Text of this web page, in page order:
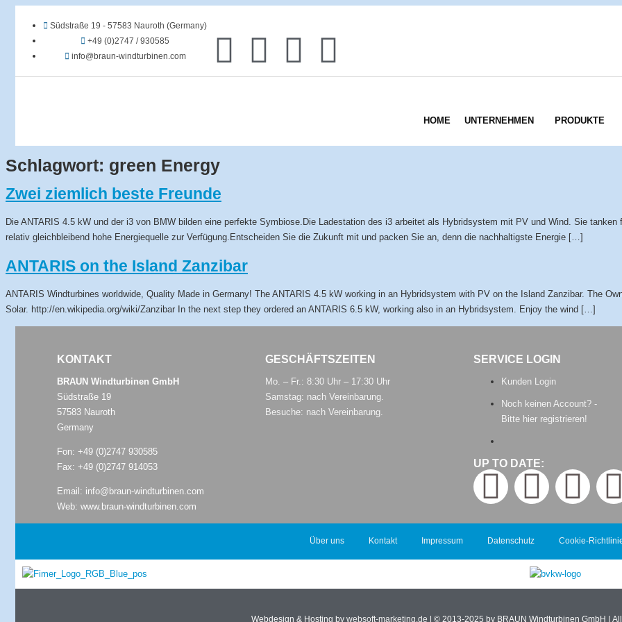
Südstraße 19 - 57583 Nauroth (Germany)
+49 (0)2747 / 930585
info@braun-windturbinen.com
HOME UNTERNEHMEN PRODUKTE
Schlagwort: green Energy
Zwei ziemlich beste Freunde
Die ANTARIS 4.5 kW und der i3 von BMW bilden eine perfekte Symbiose.Die Ladestation des i3 arbeitet als Hybridsystem mit PV und Wind. Sie
relativ gleichbleibend hohe Energiequelle zur Verfügung.Entscheiden Sie die Zukunft mit und packen Sie an, denn die nachhaltigste Energie […]
ANTARIS on the Island Zanzibar
ANTARIS Windturbines worldwide, Quality Made in Germany! The ANTARIS 4.5 kW working in an Hybridsystem with PV on the Island Zanzibar. The
Solar. http://en.wikipedia.org/wiki/Zanzibar In the next step they ordered an ANTARIS 6.5 kW, working also in an Hybridsystem. Enjoy the wind […]
KONTAKT
BRAUN Windturbinen GmbH
Südstraße 19
57583 Nauroth
Germany
Fon: +49 (0)2747 930585
Fax: +49 (0)2747 914053
Email: info@braun-windturbinen.com
Web: www.braun-windturbinen.com
GESCHÄFTSZEITEN
Mo. – Fr.: 8:30 Uhr – 17:30 Uhr
Samstag: nach Vereinbarung.
Besuche: nach Vereinbarung.
SERVICE LOGIN
Kunden Login
Noch keinen Account? -
Bitte hier registrieren!
UP TO DATE:
Über uns Kontakt Impressum Datenschutz Cookie-
Webdesign & Hosting by websoft-marketing.de | © 2013-2025 by BRAUN Windturbinen GmbH |